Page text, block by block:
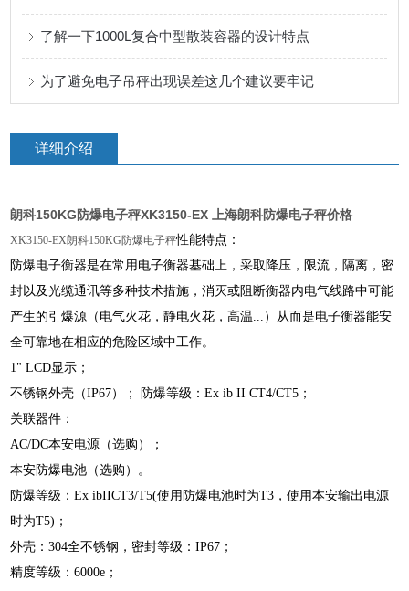
了解一下1000L复合中型散装容器的设计特点
为了避免电子吊秤出现误差这几个建议要牢记
详细介绍
朗科150KG防爆电子秤XK3150-EX 上海朗科防爆电子秤价格
XK3150-EX朗科150KG防爆电子秤性能特点：
防爆电子衡器是在常用电子衡器基础上，采取降压，限流，隔离，密
封以及光缆通讯等多种技术措施，消灭或阻断衡器内电气线路中可能
产生的引爆源（电气火花，静电火花，高温...）从而是电子衡器能安
全可靠地在相应的危险区域中工作。
1" LCD显示；
不锈钢外壳（IP67）； 防爆等级：Ex ib II CT4/CT5；
关联器件：
AC/DC本安电源（选购）；
本安防爆电池（选购）。
防爆等级：Ex ibIICT3/T5(使用防爆电池时为T3，使用本安输出电源
时为T5)；
外壳：304全不锈钢，密封等级：IP67；
精度等级：6000e；